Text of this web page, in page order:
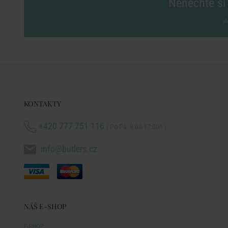
KONTAKTY
+420 777 751 116
info@butlers.cz
NÁŠ E-SHOP
E-SHOP